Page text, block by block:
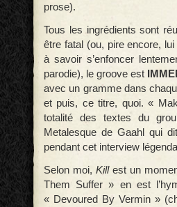
prose).
Tous les ingrédients sont
être fatal (ou, pire encore,
à savoir s’enfoncer
parodie), le groove est
avec un gramme dans
et puis, ce titre, quoi. «
totalité des textes du
Metalesque de Gaahl qui
pendant cet interview
Selon moi,Killest un
Them Suffer » en est
« Devoured By Vermin »